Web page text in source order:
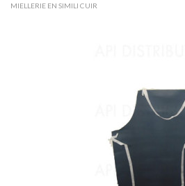
MIELLERIE EN SIMILI CUIR